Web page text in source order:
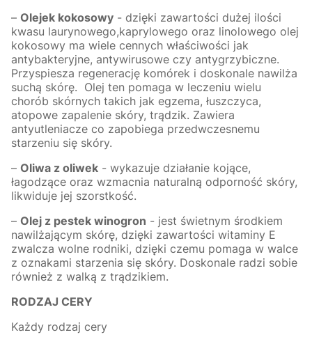
– Olejek kokosowy - dzięki zawartości dużej ilości
kwasu laurynowego,kaprylowego oraz linolowego olej
kokosowy ma wiele cennych właściwości jak
antybakteryjne, antywirusowe czy antygrzybiczne.
Przyspiesza regenerację komórek i doskonale nawilża
suchą skórę. Olej ten pomaga w leczeniu wielu
chorób skórnych takich jak egzema, łuszczyca,
atopowe zapalenie skóry, trądzik. Zawiera
antyutleniacze co zapobiega przedwczesnemu
starzeniu się skóry.
– Oliwa z oliwek - wykazuje działanie kojące,
łagodzące oraz wzmacnia naturalną odporność skóry,
likwiduje jej szorstkość.
– Olej z pestek winogron - jest świetnym środkiem
nawilżającym skórę, dzięki zawartości witaminy E
zwalcza wolne rodniki, dzięki czemu pomaga w walce
z oznakami starzenia się skóry. Doskonale radzi sobie
również z walką z trądzikiem.
RODZAJ CERY
Każdy rodzaj cery